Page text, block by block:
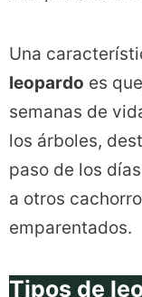
Una
leopardo es
semanas de
los árboles,
paso de los
a otros
emparentados.
Tipos de